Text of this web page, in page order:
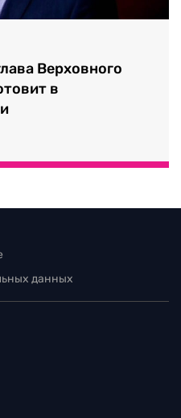
Верховного
в
данных